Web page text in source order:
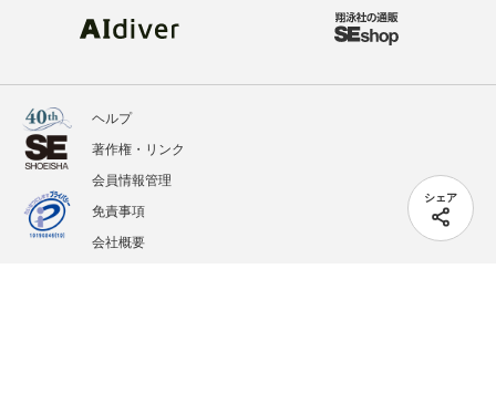
シェア
ヘルプ
著作権・リンク
会員情報管理
免責事項
会社概要